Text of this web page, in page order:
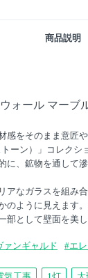
商品説明
ォール マーブ
感をそのまま意匠
トーン）」コレク
に、鉱物を通して
アなガラスを組み
のように見えます
部として壁面を美し
ァンギャルド #エ